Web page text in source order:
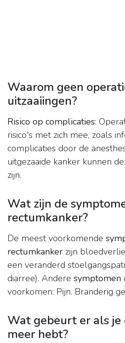
Waarom geen
uitzaaiingen?
Risico op complicaties:
risico's met zich mee, zoals
complicaties door de
uitgezaaide kanker kunnen
zijn.
Wat zijn de
rectumkanker?
De meest voorkomende
rectumkanker zijn
een veranderd
diarree). Andere symptomen
voorkomen: Pijn. Branderig
Wat gebeurt er als
meer hebt?